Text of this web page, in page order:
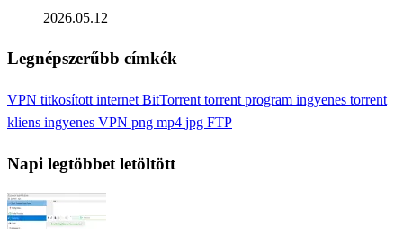
2026.05.12
Legnépszerűbb címkék
VPN titkosított internet BitTorrent torrent program ingyenes torrent
kliens ingyenes VPN png mp4 jpg FTP
Napi legtöbbet letöltött